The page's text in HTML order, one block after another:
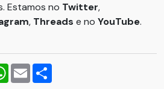
Estamos no Twitter,
, Threads e no YouTube.
WhatsApp
Email